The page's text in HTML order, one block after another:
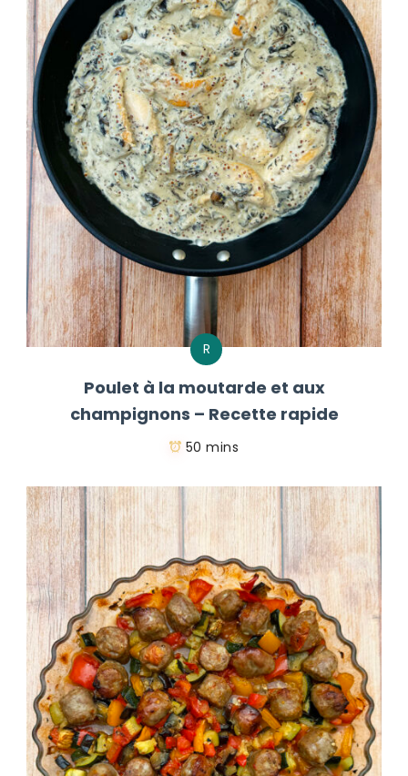
R
Poulet à la moutarde et aux
champignons – Recette rapide
50 mins